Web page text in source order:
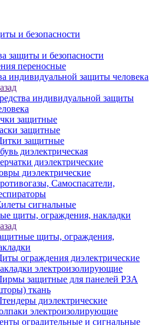
и безопасности
защиты и безопасности
переносные
индивидуальной защиты человека
индивидуальной защиты
защитные
защитные
защитные
диэлектрическая
диэлектрические
диэлектрические
Самоспасатели,
сигнальные
щиты, ограждения, накладки
щиты, ограждения,
ограждения диэлектрические
электроизолирующие
защитные для панелей РЗА
ткань
диэлектрические
электроизолирующие
оградительные и сигнальные